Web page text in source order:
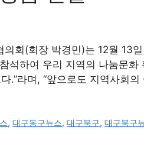
회(회장 박경민)는 12월 13
석하여 우리 지역의 나눔문화
.”라며, “앞으로도 지역사회
,대구동구뉴스,대구북구,대구북구